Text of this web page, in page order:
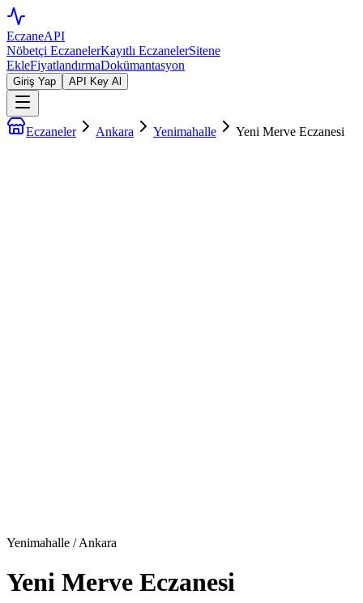
EczaneAPI
Nöbetçi EczanelerKayıtlı EczanelerSitene
EkleFiyatlandırmaDokümantasyon
Giriş Yap API Key Al
Eczaneler Ankara Yenimahalle Yeni Merve Eczanesi
Yenimahalle /Ankara
Yeni Merve Eczanesi